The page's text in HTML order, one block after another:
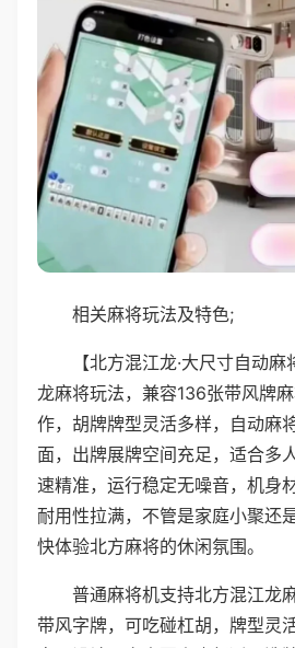
相关麻将玩法及特色;
【北方混江龙·大尺寸自动
龙麻将玩法，兼容136张带风牌
作，胡牌牌型灵活多样，自动麻
面，出牌展牌空间充足，适合多
速精准，运行稳定无噪音，机身
耐用性拉满，不管是家庭小聚还
快体验北方麻将的休闲氛围。
普通麻将机支持北方混江龙
带风字牌，可吃碰杠胡，牌型灵